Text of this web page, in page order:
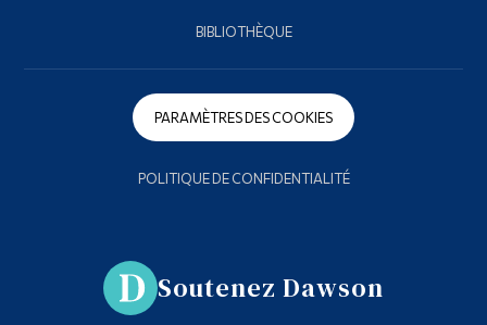
BIBLIOTHÈQUE
PARAMÈTRES DES COOKIES
POLITIQUE DE CONFIDENTIALITÉ
Soutenez Dawson